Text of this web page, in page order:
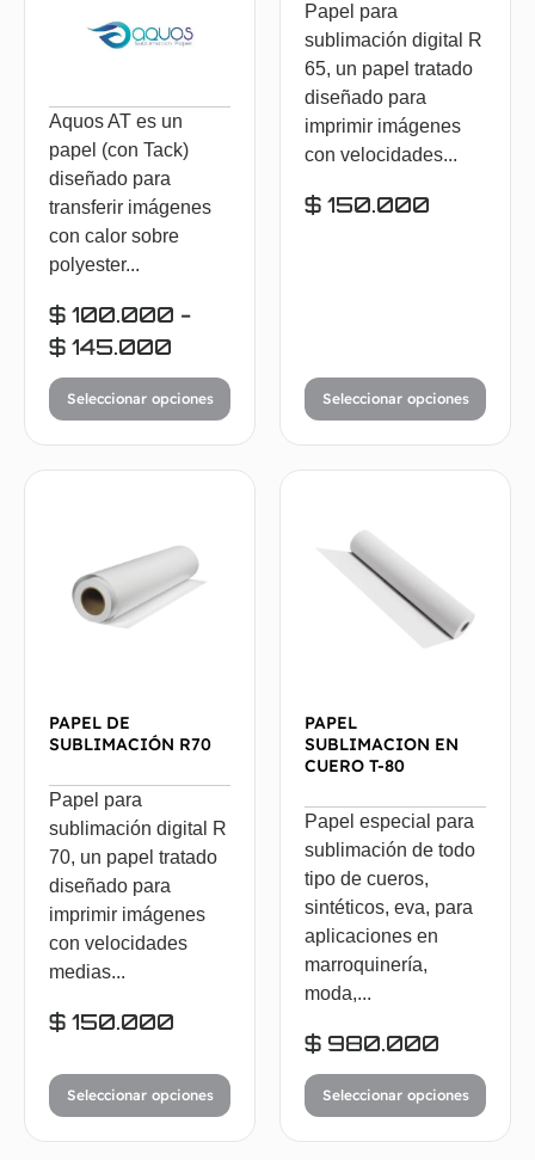
Aquos AT es un
papel (con Tack)
diseñado para
transferir imágenes
con calor sobre
polyester...
$ 100.000 -
$ 145.000
Seleccionar opciones
Papel para
sublimación digital R
65, un papel tratado
diseñado para
imprimir imágenes
con velocidades...
$ 150.000
Seleccionar opciones
PAPEL DE
SUBLIMACIÓN R70
Papel para
sublimación digital R
70, un papel tratado
diseñado para
imprimir imágenes
con velocidades
medias...
$ 150.000
Seleccionar opciones
PAPEL
SUBLIMACION EN
CUERO T-80
Papel especial para
sublimación de todo
tipo de cueros,
sintéticos, eva, para
aplicaciones en
marroquinería,
moda,...
$ 980.000
Seleccionar opciones